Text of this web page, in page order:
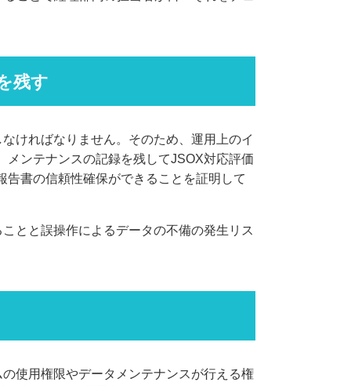
残す
ければなりません。そのため、運用上のイ
ンテナンスの記録を残してJSOX対応評価
書の信頼性確保ができることを証明して
とと誤操作によるデータの不備の発生リス
使用権限やデータメンテナンスが行える権